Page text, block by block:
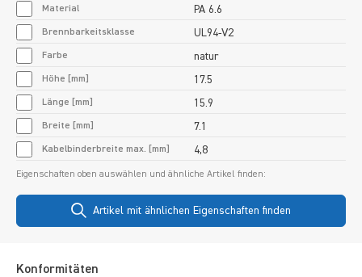
Material PA 6.6
Brennbarkeitsklasse UL94-V2
Farbe natur
Höhe [mm] 17.5
Länge [mm] 15.9
Breite [mm] 7.1
Kabelbinderbreite max. [mm] 4,8
Eigenschaften oben auswählen und ähnliche Artikel finden:
Artikel mit ähnlichen Eigenschaften finden
Konformitäten